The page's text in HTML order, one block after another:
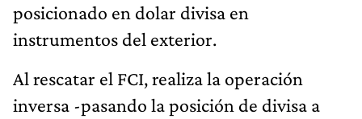
posicionado en dolar divisa en
instrumentos del exterior.
Al rescatar el FCI, realiza la operación
inversa -pasando la posición de divisa a